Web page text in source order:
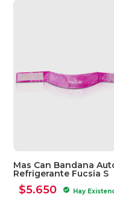
Mas Can Bandana
Refrigerante Fucsia S
$5.650 check_circle Hay